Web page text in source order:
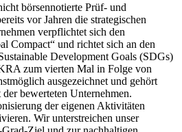
börsennotierte Prüf- und
vor Jahren die strategischen
verpflichtet sich den
Compact“ und richtet sich an den
Development Goals (SDGs)
zum vierten Mal in Folge von
ausgezeichnet und gehört
bewerteten Unternehmen.
der eigenen Aktivitäten
Wir unterstreichen unser